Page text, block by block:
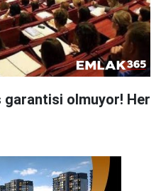
garantisi olmuyor! Her